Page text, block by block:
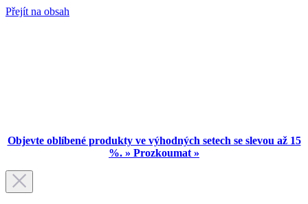
Přejít na obsah
Objevte oblíbené produkty ve výhodných setech se slevou až 15
%. » Prozkoumat »